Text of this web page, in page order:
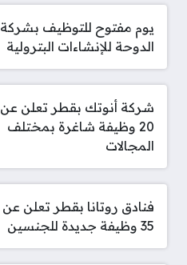
يوم مفتوح للتوظيف بشركة
الدوحة للإنشاءات البترولية
شركة أنوتك بقطر تعلن عن
20 وظيفة شاغرة بمختلف
المجالات
فنادق روتانا بقطر تعلن عن
35 وظيفة جديدة للجنسين